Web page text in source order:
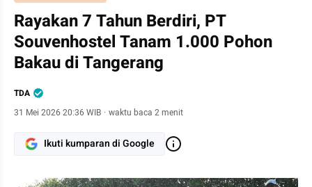
Rayakan 7 Tahun Berdiri, PT
Souvenhostel Tanam 1.000 Pohon
Bakau di Tangerang
TDA
31 Mei 2026 20:36 WIB · waktu baca 2 menit
Ikuti kumparan di Google